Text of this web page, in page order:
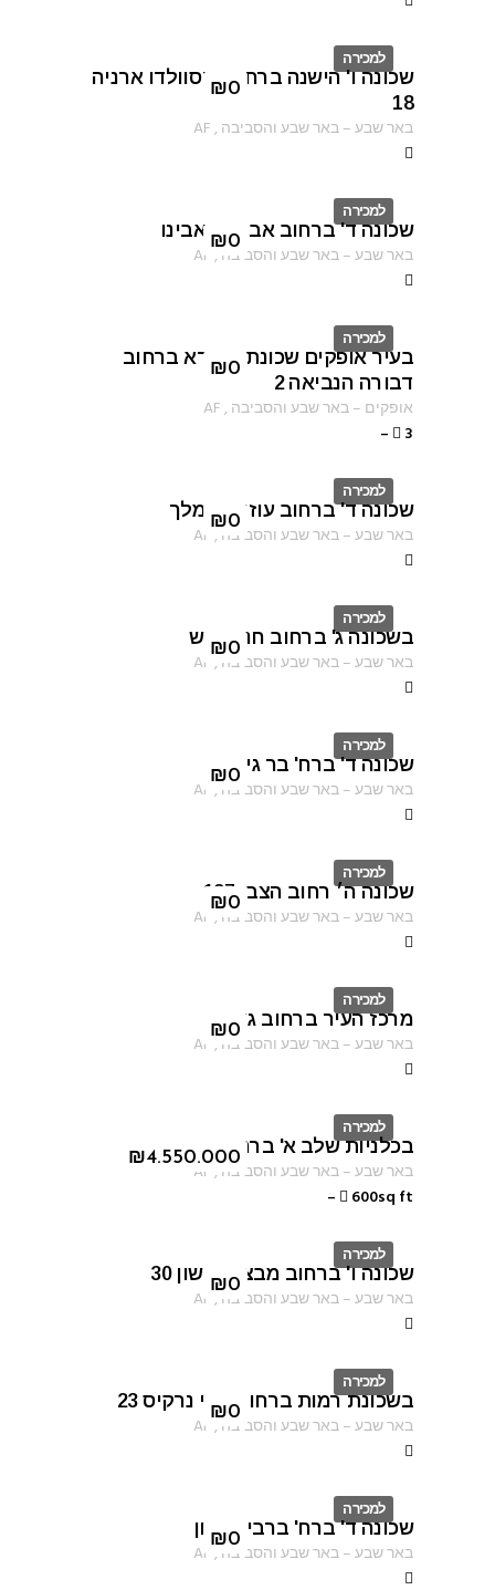
למכירה
ID
₪0
שכונה ו' הישנה ברחוב אוסוולדו ארניה
18
באר שבע–באר שבע והסביבה ,
AF
למכירה
ID
₪0
שכונה ד' ברחוב אברהם אבינו
באר שבע–באר שבע והסביבה ,
AF
למכירה
ID
₪0
בעיר אופקים שכונת שפירא ברחוב
דבורה הנביאה 2
אופקים –באר שבע והסביבה ,
AF
3
–
למכירה
ID
₪0
שכונה ד' ברחוב עוזיהו המלך
באר שבע–באר שבע והסביבה ,
AF
למכירה
ID
₪0
בשכונה ג' ברחוב חנה סנש
באר שבע–באר שבע והסביבה ,
AF
למכירה
ID
₪0
שכונה ד' ברח' בר גיורא
באר שבע–באר שבע והסביבה ,
AF
למכירה
ID
₪0
שכונה ה׳ רחוב הצבי 137
באר שבע–באר שבע והסביבה ,
AF
למכירה
ID
₪0
מרכז העיר ברחוב גורדון
באר שבע–באר שבע והסביבה ,
AF
למכירה
ID
₪4.550.000
בכלניות שלב א' ברחוב טובה ברץ
באר שבע–באר שבע והסביבה ,
AF
600sq ft
–
למכירה
ID
₪0
שכונה ו' ברחוב מבצע נחשון 30
באר שבע–באר שבע והסביבה ,
AF
למכירה
ID
₪0
בשכונת רמות ברחוב עוזי נרקיס 23
באר שבע–באר שבע והסביבה ,
AF
למכירה
ID
₪0
שכונה ד' ברח' ברבי טרפון
באר שבע–באר שבע והסביבה ,
AF